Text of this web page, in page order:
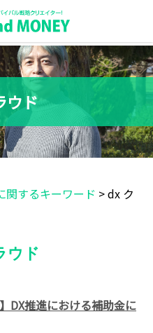
ウド
関するキーワード >dx ク
ウド
DX推進における補助金に